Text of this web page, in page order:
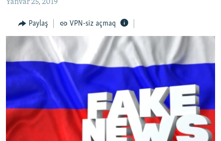
FƏRQƏ BAX
QANUNI DOĞRU
ARAŞDIRMA
MULTIMEDIA
VIDEO
FOTOQALEREYA
İNFOQRAFIKA
KARIKATURA
RADIO ARXIV
OXU ZALI
AZƏRBAYCAN ƏDƏBIYYATI KITABXANASI
İSLAM VƏ DEMOKRATIYA
HAQQIMIZDA
MISSIYAMIZ
PEŞƏ ETIKASI VƏ JURNALISTIKA STANDARTLARIMIZ
BIZI IZLƏ
Yanvar 25, 2019
Paylaş VPN-siz açmaq